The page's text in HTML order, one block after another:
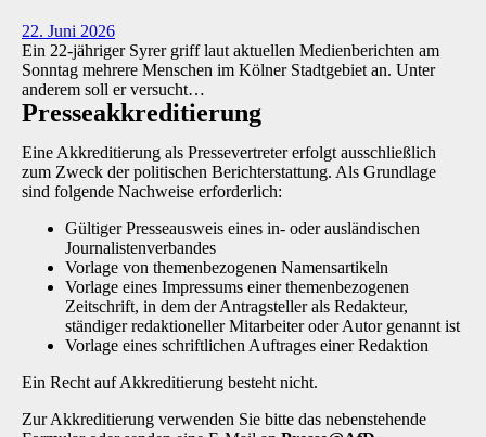
22. Juni 2026
Ein 22-jähriger Syrer griff laut aktuellen Medienberichten am
Sonntag mehrere Menschen im Kölner Stadtgebiet an. Unter
anderem soll er versucht…
Presse­akkreditierung
Eine Akkreditierung als Pressevertreter erfolgt ausschließlich
zum Zweck der politischen Berichterstattung. Als Grundlage
sind folgende Nachweise erforderlich:
Gültiger Presseausweis eines in- oder ausländischen
Journalistenverbandes
Vorlage von themenbezogenen Namensartikeln
Vorlage eines Impressums einer themenbezogenen
Zeitschrift, in dem der Antragsteller als Redakteur,
ständiger redaktioneller Mitarbeiter oder Autor genannt ist
Vorlage eines schriftlichen Auftrages einer Redaktion
Ein Recht auf Akkreditierung besteht nicht.
Zur Akkreditierung verwenden Sie bitte das nebenstehende